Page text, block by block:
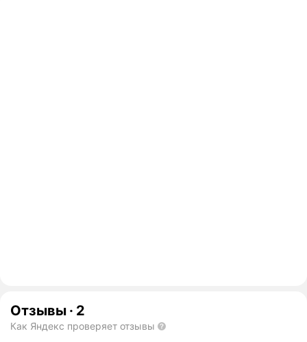
Отзывы · 2
Как Яндекс проверяет отзывы